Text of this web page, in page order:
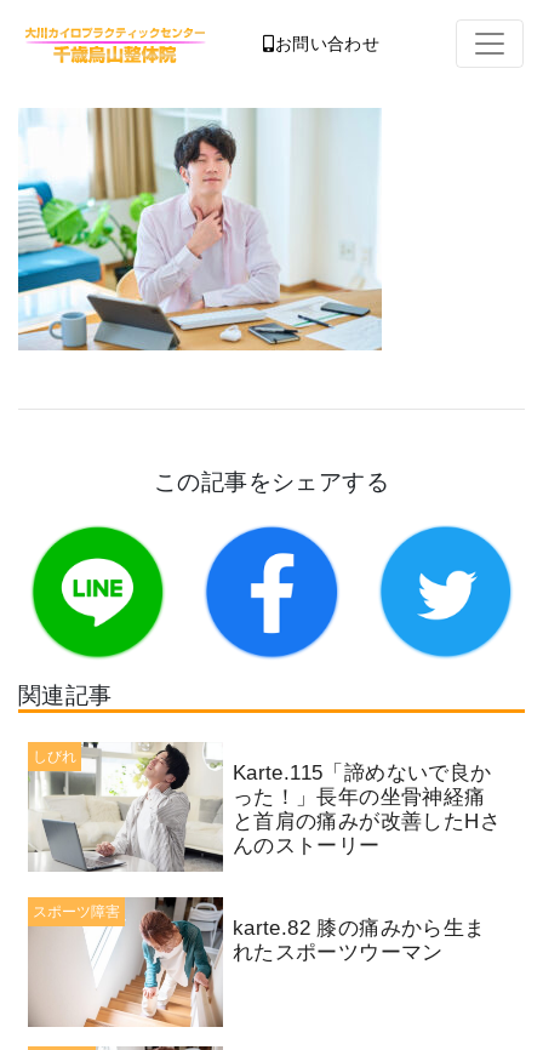
お問い合わせ
この記事をシェアする
関連記事
しびれ
Karte.115「諦めないで良か
った！」長年の坐骨神経痛
と首肩の痛みが改善したHさ
んのストーリー
スポーツ障害
karte.82 膝の痛みから生ま
れたスポーツウーマン